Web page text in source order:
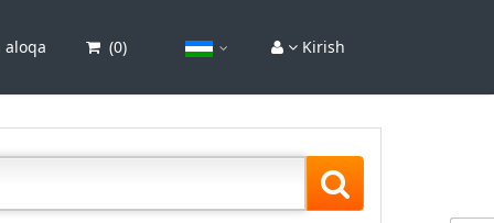
aloqa (0) Kirish